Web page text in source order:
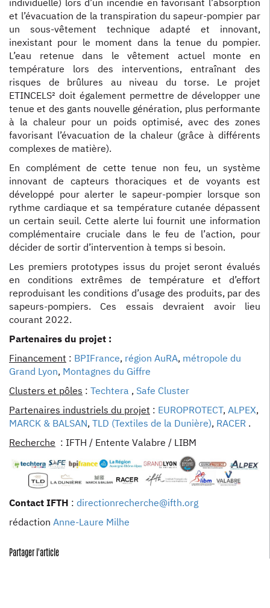
individuelle) lors d’un incendie en favorisant l’absorption
et l’évacuation de la transpiration du sapeur-pompier par
un sous-vêtement technique adapté et innovant,
inexistant pour le moment dans la tenue du pompier.
L’eau retenue dans le vêtement actuel monte en
température lors des interventions, entraînant des
risques de brûlures au niveau du torse. Le projet
ETINCELS² doit également permettre de développer une
tenue et des gants nouvelle génération, plus performante
à la chaleur pour un poids optimisé, avec des zones
favorisant l’évacuation de la chaleur (grâce à différents
complexes de matière).
En complément de cette tenue non feu, un système
innovant de capteurs thoraciques et de voyants est
développé pour alerter le sapeur-pompier lorsque son
rythme cardiaque et sa température cutanée dépassent
un certain seuil. Cette alerte lui fournit une information
complémentaire cruciale dans le feu de l’action, pour
décider de sortir d’intervention à temps si besoin.
Les premiers prototypes issus du projet seront évalués
en conditions extrêmes de température et d’effort
reproduisant les conditions d’usage des produits, par des
sapeurs-pompiers. Ces essais devraient avoir lieu
courant 2022.
Partenaires du projet :
Financement : BPIFrance, région AuRA, métropole du
Grand Lyon, Montagnes du Giffre
Clusters et pôles : Techtera , Safe Cluster
Partenaires industriels du projet : EUROPROTECT, ALPEX,
MARCK & BALSAN, TLD (Textiles de la Dunière), RACER .
Recherche : IFTH / Entente Valabre / LIBM
Contact IFTH : directionrecherche@ifth.org
rédaction Anne-Laure Milhe
Partager l'article